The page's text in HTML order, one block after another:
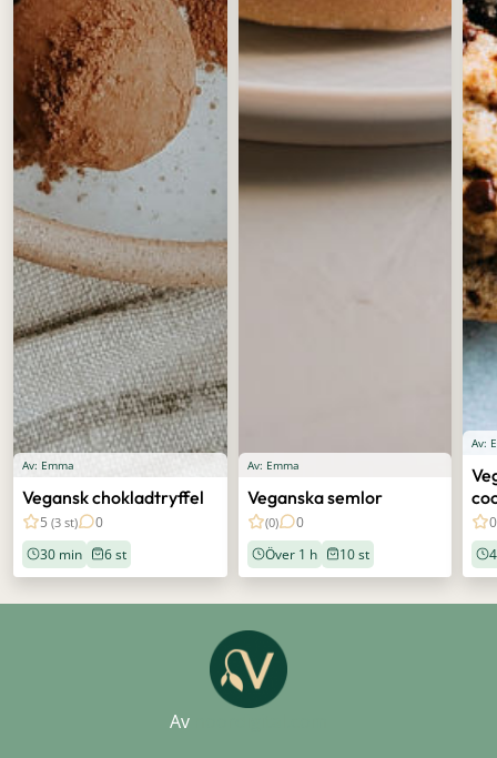
Av: Emma
Vegansk chokladtryffel
5 (3 st)
0
30 min
6 st
Av: Emma
Veganska semlor
(0)
0
Över 1 h
10 st
Av:
Av